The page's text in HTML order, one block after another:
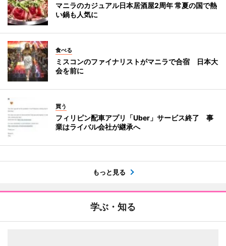
マニラのカジュアル日本居酒屋2周年 常夏の国で熱
い鍋も人気に
食べる
ミスコンのファイナリストがマニラで合宿 日本大
会を前に
買う
フィリピン配車アプリ「Uber」サービス終了 事
業はライバル会社が継承へ
もっと見る
学ぶ・知る